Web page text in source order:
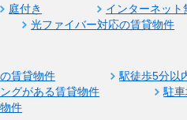
庭付き インターネッ
光ファイバー対応の賃貸物件
賃貸物件 駅徒歩5分以
グがある賃貸物件
駐
件